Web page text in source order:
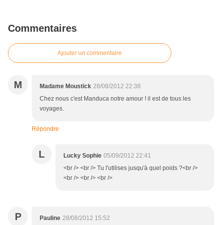
Commentaires
Ajouter un commentaire
M Madame Moustick 28/08/2012 22:38
Chez nous c'est Manduca notre amour ! il est de tous les
voyages.
Répondre
L Lucky Sophie 05/09/2012 22:41
<br /> <br /> Tu l'utilises jusqu'à quel poids ?<br />
<br /> <br /> <br />
P Pauline 28/08/2012 15:52